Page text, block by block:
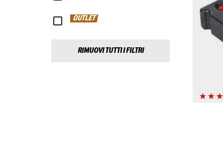
OUTLET
RIMUOVI TUTTI I FILTRI